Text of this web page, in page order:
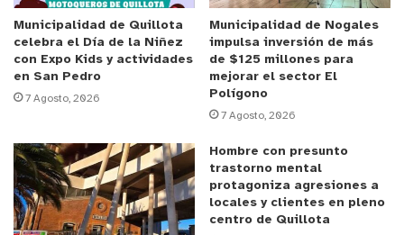
Municipalidad de Quillota
celebra el Día de la Niñez
con Expo Kids y actividades
en San Pedro
7 Agosto, 2026
Municipalidad de Nogales
impulsa inversión de más
de $125 millones para
mejorar el sector El
Polígono
7 Agosto, 2026
Hombre con presunto
trastorno mental
protagoniza agresiones a
locales y clientes en pleno
centro de Quillota